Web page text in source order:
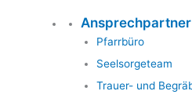
Ansprechpartner
Pfarrbüro
Seelsorgeteam
Trauer- und